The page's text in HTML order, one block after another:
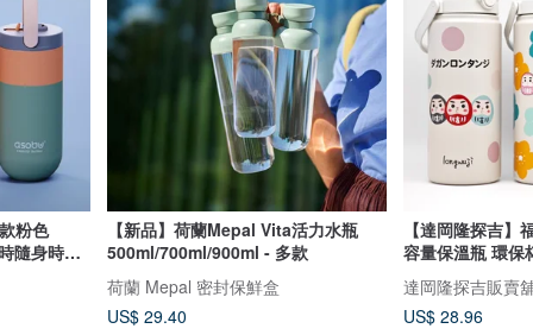
粉色
隨身時尚
【新品】荷蘭Mepal Vita活力水瓶
500ml/700ml/900ml - 多款
荷蘭 Mepal 密封保鮮盒
US$ 29.40
【達岡隆探吉
容量保溫瓶 環保
達岡隆探吉販賣
US$ 28.96